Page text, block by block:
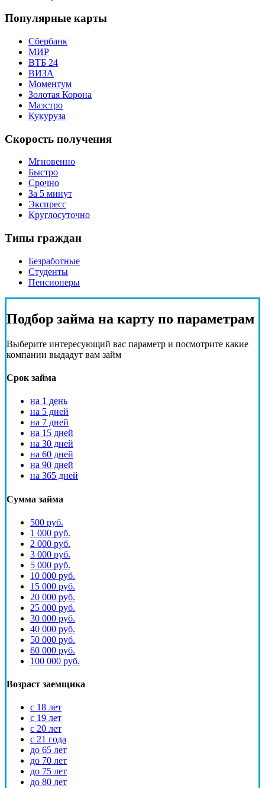
Популярные карты
Сбербанк
МИР
ВТБ 24
ВИЗА
Моментум
Золотая Корона
Маэстро
Кукуруза
Скорость получения
Мгновенно
Быстро
Срочно
За 5 минут
Экспресс
Круглосуточно
Типы граждан
Безработные
Студенты
Пенсионеры
Подбор займа на карту по параметрам
Выберите интересующий вас параметр и посмотрите какие
компании выдадут вам займ
Срок займа
на 1 день
на 5 дней
на 7 дней
на 15 дней
на 30 дней
на 60 дней
на 90 дней
на 365 дней
Сумма займа
500 руб.
1 000 руб.
2 000 руб.
3 000 руб.
5 000 руб.
10 000 руб.
15 000 руб.
20 000 руб.
25 000 руб.
30 000 руб.
40 000 руб.
50 000 руб.
60 000 руб.
100 000 руб.
Возраст заемщика
с 18 лет
с 19 лет
с 20 лет
с 21 года
до 65 лет
до 70 лет
до 75 лет
до 80 лет